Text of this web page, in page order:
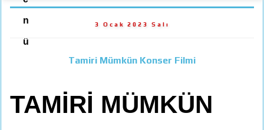
n
ü
3 Ocak 2023 Salı
Tamiri Mümkün Konser Filmi
TAMİRİ MÜMKÜN